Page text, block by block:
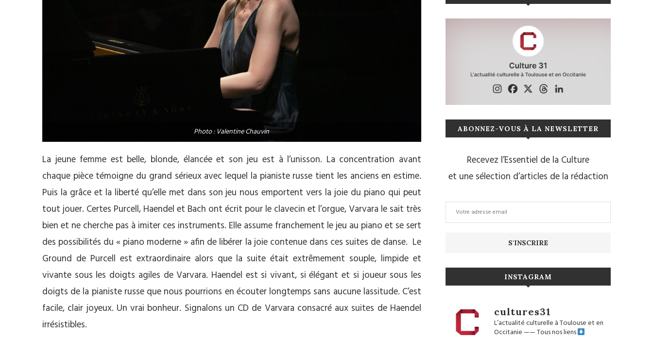
Photo : Valentine Chauvin
La jeune femme est belle, blonde, élancée et son jeu est à l’unisson. La concentration avant
chaque pièce témoigne du grand sérieux avec lequel la pianiste russe tient les anciens en estime.
Puis la grâce et la liberté qu’elle met dans son jeu nous emportent vers la joie du piano qui peut
tout jouer. Certes Purcell, Haendel et Bach ont écrit pour le clavecin et l’orgue, Varvara le sait très
bien et ne cherche pas à imiter ces instruments. Elle assume franchement le jeu au piano et se sert
des possibilités du « piano moderne » afin de libérer la joie contenue dans ces suites de danse. Le
Ground de Purcell est extraordinaire alors que la suite était extrêmement souple, limpide et
vivante sous les doigts agiles de Varvara. Haendel est si vivant, si élégant et si joueur sous les
doigts de la pianiste russe que nous pourrions en écouter longtemps sans aucune lassitude. C’est
facile, clair joyeux. Un vrai bonheur. Signalons un CD de Varvara consacré aux suites de Haendel
irrésistibles.
ABONNEZ-VOUS À LA NEWSLETTER
Recevez l’Essentiel de la Culture
et une sélection d’articles de la rédaction
INSTAGRAM
cultures31
L’actualité culturelle à Toulouse et en
Occitanie——Tous nos liens